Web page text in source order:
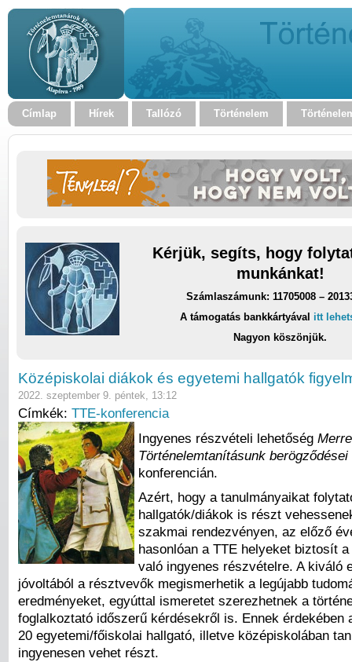
Címlap Hírek Tallózó Történelem
Kérjük, segíts, hogy
munkánkat!
Számlaszámunk: 11705008 –
A támogatás bankkártyával itt
Nagyon köszönjük.
Középiskolai diákok és egyetemi hallgatók
2022. szeptember 9. péntek, 13:12
Címkék: TTE-konferencia
Ingyenes részvételi lehetőség
Történelemtanításunk berögződései
konferencián.
Azért, hogy a tanulmányaikat
hallgatók/diákok is részt
szakmai rendezvényen, az előző
hasonlóan a TTE helyeket biztosít
való ingyenes részvételre. A kiváló
jóvoltából a résztvevők megismerhetik a legújabb
eredményeket, egyúttal ismeretet szerezhetnek a
foglalkoztató időszerű kérdésekről is. Ennek érdekében
20 egyetemi/főiskolai hallgató, illetve középiskolában
ingyenesen vehet részt.